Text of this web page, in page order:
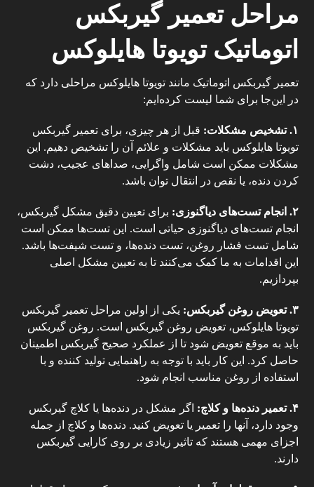
مراحل تعمیر گیربکس
اتوماتیک تویوتا هایلوکس
تعمیر گیربکس اتوماتیک مانند تویوتا هایلوکس مراحلی دارد که
در این‌جا برای شما لیست کرده‌ایم:
۱.تشخیص مشکلات: قبل از هر چیزی، برای تعمیر گیربکس
تویوتا هایلوکس باید مشکلات و علائم آن را تشخیص دهیم. این
مشکلات ممکن است شامل واگرایی، صداهای عجیب، دشت
کردن دنده، یا نقص در انتقال توان باشد.
۲. انجام تست‌های دیاگنوزی: برای تعیین دقیق مشکل گیربکس،
انجام تست‌های دیاگنوزی حیاتی است. این تست‌ها ممکن است
شامل تست فشار روغن، تست دنده‌ها، و تست شیفت‌ها باشد.
این اقدامات به ما کمک می‌کنند تا به تعیین مشکل اصلی
بپردازیم.
۳.تعویض روغن گیربکس: یکی از اولین مراحل تعمیر گیربکس
تویوتا هایلوکس، تعویض روغن گیربکس است. روغن گیربکس
باید به موقع تعویض شود تا از عملکرد صحیح گیربکس اطمینان
حاصل کرد. این کار باید با توجه به راهنمایی تولید کننده و با
استفاده از روغن مناسب انجام شود.
۴.تعمیر دنده‌ها و کلاچ: اگر مشکل در دنده‌ها یا کلاچ گیربکس
وجود دارد، آنها را تعمیر یا تعویض کنید. دنده‌ها و کلاچ از جمله
اجزای مهمی هستند که تاثیر زیادی بر روی کارایی گیربکس
دارند.